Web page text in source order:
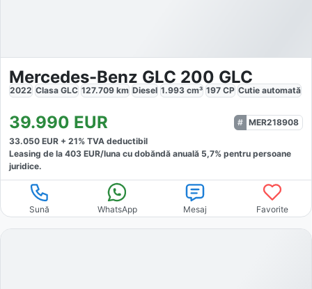
Mercedes-Benz GLC 200 GLC
2022 Clasa GLC 127.709 km Diesel 1.993 cm³ 197 CP Cutie automată
39.990 EUR
MER218908
33.050 EUR + 21% TVA deductibil
Leasing de la 403 EUR/luna cu dobăndă anuală 5,7% pentru persoane
juridice.
Sună WhatsApp Mesaj Favorite